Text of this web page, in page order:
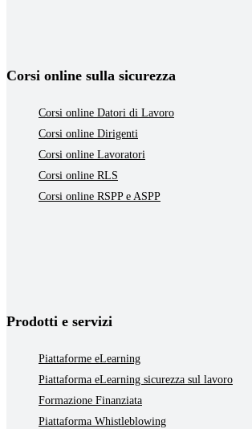
Corsi online sulla sicurezza
Corsi online Datori di Lavoro
Corsi online Dirigenti
Corsi online Lavoratori
Corsi online RLS
Corsi online RSPP e ASPP
Prodotti e servizi
Piattaforme eLearning
Piattaforma eLearning sicurezza sul lavoro
Formazione Finanziata
Piattaforma Whistleblowing